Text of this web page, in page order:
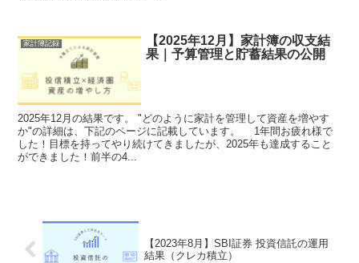
家計簿記録
【2025年12月】家計簿の収支結
果｜予算管理と貯蓄結果の公開
2025年12月の結果です。 "どのように家計を管理して資産を増やす
か"の詳細は、下記のページに記載しています。 1年間お疲れ様で
した！目標を持ってやり続けてきましたが、2025年も達成すること
ができました！前半の4...
【2023年8月】SBI証券 投資信託の運用
結果（クレカ積立）